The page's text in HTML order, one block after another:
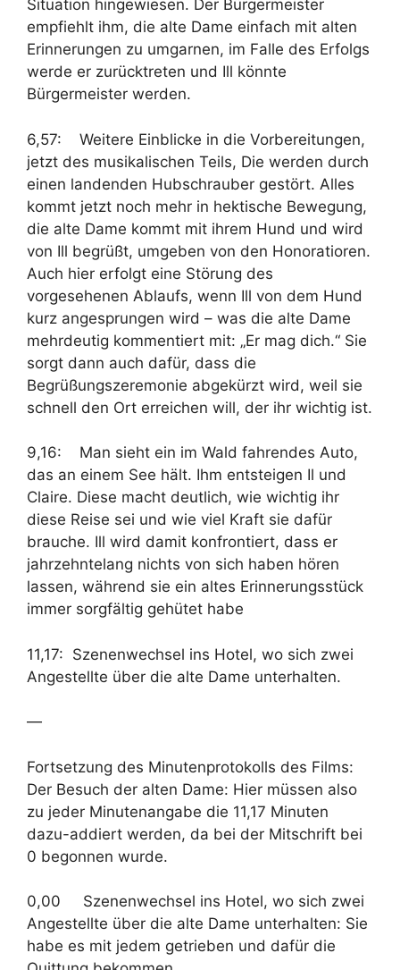
Situation hingewiesen. Der Bürgermeister
empfiehlt ihm, die alte Dame einfach mit alten
Erinnerungen zu umgarnen, im Falle des Erfolgs
werde er zurücktreten und Ill könnte
Bürgermeister werden.
6,57: Weitere Einblicke in die Vorbereitungen,
jetzt des musikalischen Teils, Die werden durch
einen landenden Hubschrauber gestört. Alles
kommt jetzt noch mehr in hektische Bewegung,
die alte Dame kommt mit ihrem Hund und wird
von Ill begrüßt, umgeben von den Honoratioren.
Auch hier erfolgt eine Störung des
vorgesehenen Ablaufs, wenn Ill von dem Hund
kurz angesprungen wird – was die alte Dame
mehrdeutig kommentiert mit: „Er mag dich.“ Sie
sorgt dann auch dafür, dass die
Begrüßungszeremonie abgekürzt wird, weil sie
schnell den Ort erreichen will, der ihr wichtig ist.
9,16: Man sieht ein im Wald fahrendes Auto,
das an einem See hält. Ihm entsteigen Il und
Claire. Diese macht deutlich, wie wichtig ihr
diese Reise sei und wie viel Kraft sie dafür
brauche. Ill wird damit konfrontiert, dass er
jahrzehntelang nichts von sich haben hören
lassen, während sie ein altes Erinnerungsstück
immer sorgfältig gehütet habe
11,17: Szenenwechsel ins Hotel, wo sich zwei
Angestellte über die alte Dame unterhalten.
—
Fortsetzung des Minutenprotokolls des Films:
Der Besuch der alten Dame: Hier müssen also
zu jeder Minutenangabe die 11,17 Minuten
dazu-addiert werden, da bei der Mitschrift bei
0 begonnen wurde.
0,00 Szenenwechsel ins Hotel, wo sich zwei
Angestellte über die alte Dame unterhalten: Sie
habe es mit jedem getrieben und dafür die